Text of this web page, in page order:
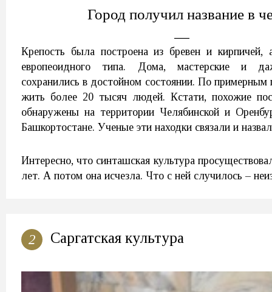
Город получил название в
Крепость была построена из бревен и
европеоидного типа. Дома, мастерские и
сохранились в достойном состоянии. По
жить более 20 тысяч людей. Кстати, похожие
обнаружены на территории Челябинской и
Башкортостане. Ученые эти находки связали и
Интересно, что синташская культура
лет. А потом она исчезла. Что с ней случилось –
2 Саргатская культура